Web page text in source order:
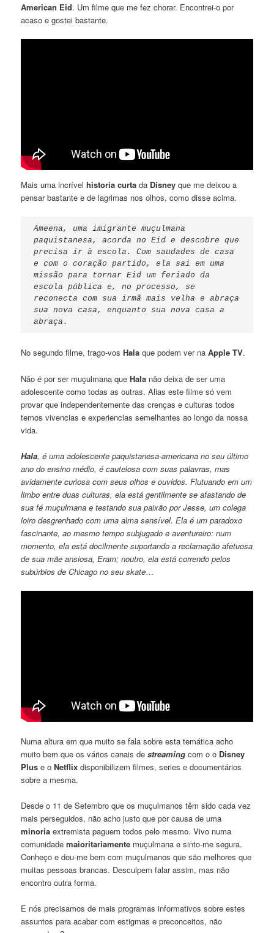
American Eid. Um filme que me fez chorar. Encontrei-o por
acaso e gostei bastante.
Mais uma incrívelhistoria curta da Disney que me deixou a
pensar bastante e de lagrimas nos olhos, como disse acima.
Ameena, uma imigrante muçulmana
paquistanesa, acorda no Eid e descobre que
precisa ir à escola. Com saudades de casa
e com o coração partido, ela sai em uma
missão para tornar Eid um feriado da
escola pública e, no processo, se
reconecta com sua irmã mais velha e abraça
sua nova casa, enquanto sua nova casa a
abraça.
No segundo filme, trago-vosHala que podem ver naApple TV.
Não é por ser muçulmana que Hala não deixa de ser uma
adolescente como todas as outras. Alias este filme só vem
provar que independentemente das crenças e culturas todos
temos vivencias e experiencias semelhantes ao longo da nossa
vida.
Hala, é uma adolescente paquistanesa-americana no seu último
ano do ensino médio, é cautelosa com suas palavras, mas
avidamente curiosa com seus olhos e ouvidos. Flutuando em um
limbo entre duas culturas, ela está gentilmente se afastando de
sua fé muçulmana e testando sua paixão por Jesse, um colega
loiro desgrenhado com uma alma sensível. Ela é um paradoxo
fascinante, ao mesmo tempo subjugado e aventureiro: num
momento, ela está docilmente suportando a reclamação afetuosa
de sua mãe ansiosa, Eram; noutro, ela está correndo pelos
subúrbios de Chicago no seu skate…
Numa altura em que muito se fala sobre esta temática acho
muito bem que os vários canais destreaming com o o Disney
Plus e oNetflix disponibilizem filmes, series e documentários
sobre a mesma.
Desde o 11 de Setembro que os muçulmanos têm sido cada vez
mais perseguidos, não acho justo que por causa de uma
minoria extremista paguem todos pelo mesmo. Vivo numa
comunidademaioritariamente muçulmana e sinto-me segura.
Conheço e dou-me bem com muçulmanos que são melhores que
muitas pessoas brancas. Desculpem falar assim, mas não
encontro outra forma.
E nós precisamos de mais programas informativos sobre estes
assuntos para acabar com estigmas e preconceitos, não